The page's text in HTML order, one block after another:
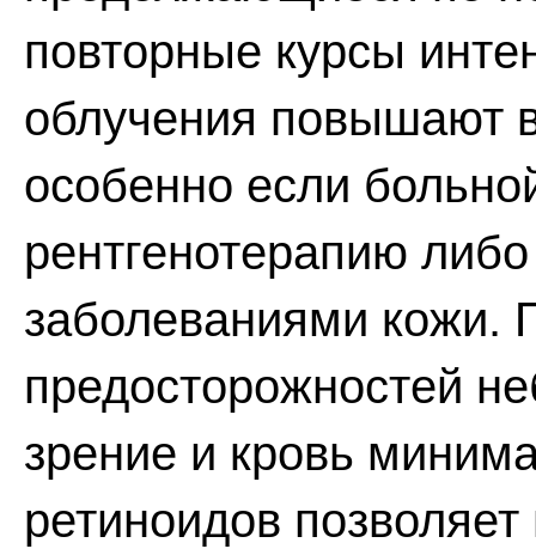
повторные курсы
облучения повышают
особенно если
рентгенотерапию
заболеваниями кожи.
предосторожностей
зрение и кровь
ретиноидов